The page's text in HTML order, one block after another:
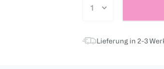
Lieferung in 2-3